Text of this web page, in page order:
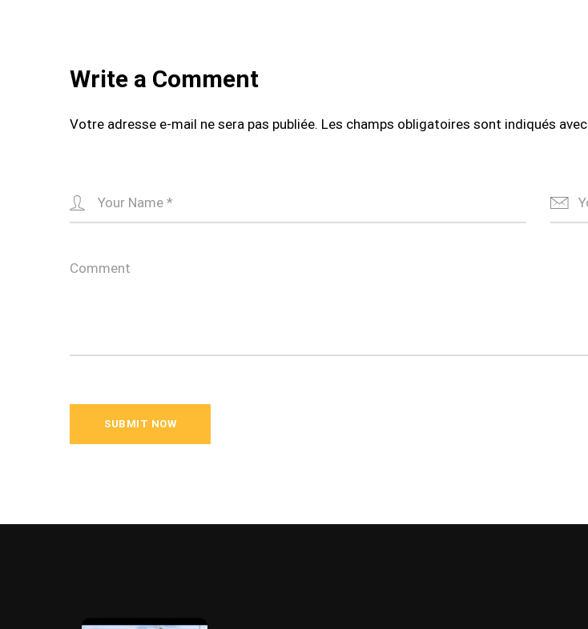
Write a Comment
Votre adresse e-mail ne sera pas publiée. Les champs obligatoires sont indiqués avec